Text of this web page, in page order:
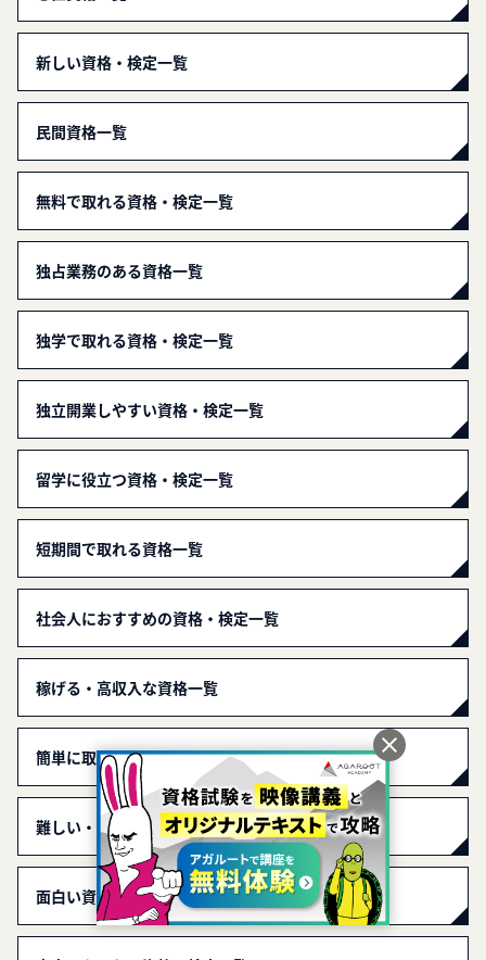
新しい資格・検定一覧
民間資格一覧
無料で取れる資格・検定一覧
独占業務のある資格一覧
独学で取れる資格・検定一覧
独立開業しやすい資格・検定一覧
留学に役立つ資格・検定一覧
短期間で取れる資格一覧
社会人におすすめの資格・検定一覧
稼げる・高収入な資格一覧
簡単に取れる資格・検定一覧
難しい・難易度の高い資格・検定一覧
面白い資格一覧